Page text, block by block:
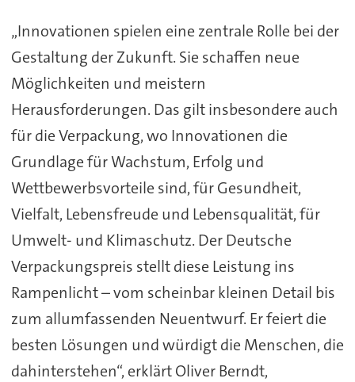
„Innovationen spielen eine zentrale Rolle bei der
Gestaltung der Zukunft. Sie schaffen neue
Möglichkeiten und meistern
Herausforderungen. Das gilt insbesondere auch
für die Verpackung, wo Innovationen die
Grundlage für Wachstum, Erfolg und
Wettbewerbsvorteile sind, für Gesundheit,
Vielfalt, Lebensfreude und Lebensqualität, für
Umwelt- und Klimaschutz. Der Deutsche
Verpackungspreis stellt diese Leistung ins
Rampenlicht – vom scheinbar kleinen Detail bis
zum allumfassenden Neuentwurf. Er feiert die
besten Lösungen und würdigt die Menschen, die
dahinterstehen“, erklärt Oliver Berndt,